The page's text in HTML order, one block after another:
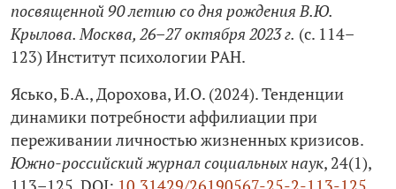
посвященной 90 летию со дня рождения В.Ю.
Крылова. Москва, 26–27 октября 2023 г. (с. 114–
123) Институт психологии РАН.
Ясько, Б.А., Дорохова, И.О. (2024). Тенденции
динамики потребности аффилиации при
переживании личностью жизненных кризисов.
Южно-российский журнал социальных наук, 24(1),